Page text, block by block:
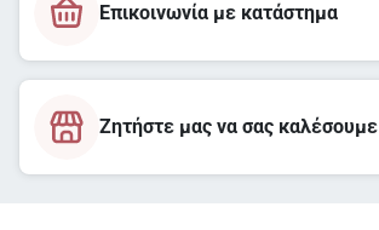
Επικοινωνία με κατάστημα
Ζητήστε μας να σας καλέσουμε